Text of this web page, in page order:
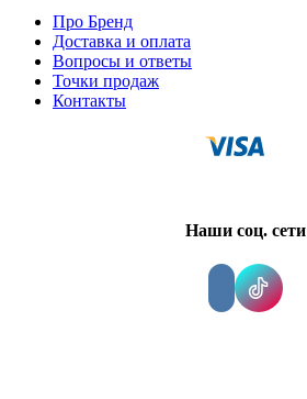
Про Бренд
Доставка и оплата
Вопросы и ответы
Точки продаж
Контакты
Наши соц. сети